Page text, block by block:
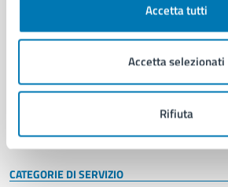
Accetta tutti
Accetta selezionati
Rifiuta
Enti e fondazioni
Personale amministrativo
Intranet, posta aziendale e protocollo
CATEGORIE DI SERVIZIO